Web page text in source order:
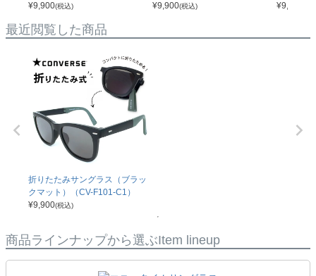
¥9,900(税込)
¥9,900(税込)
¥9,900
最近閲覧した商品
折りたたみサングラス（ブラッ
クマット）（CV-F101-C1）
¥9,900(税込)
商品ラインナップから選ぶItem lineup